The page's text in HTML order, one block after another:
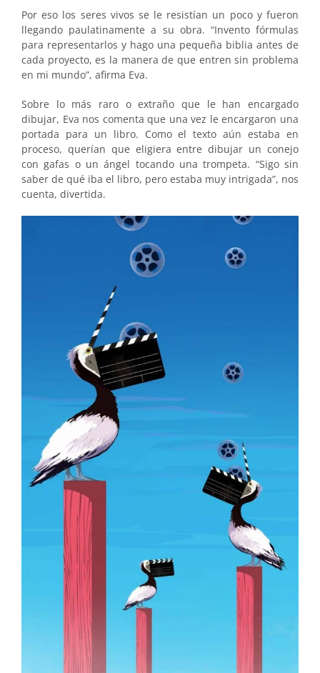
Por eso los seres vivos se le resistían un poco y fueron
llegando paulatinamente a su obra. “Invento fórmulas
para representarlos y hago una pequeña biblia antes de
cada proyecto, es la manera de que entren sin problema
en mi mundo”, afirma Eva.
Sobre lo más raro o extraño que le han encargado
dibujar, Eva nos comenta que una vez le encargaron una
portada para un libro. Como el texto aún estaba en
proceso, querían que eligiera entre dibujar un conejo
con gafas o un ángel tocando una trompeta. “Sigo sin
saber de qué iba el libro, pero estaba muy intrigada”, nos
cuenta, divertida.